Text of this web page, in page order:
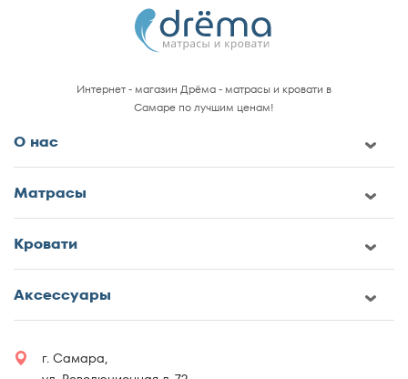
Интернет - магазин Дрёма - матрасы и кровати в
Самаре по лучшим ценам!
О нас
Матрасы
Кровати
Аксессуары
г. Самара,